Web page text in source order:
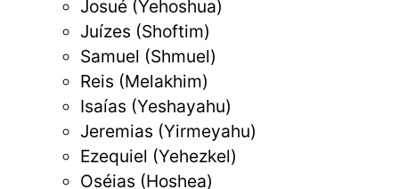
Josué (Yehoshua)
Juízes (Shoftim)
Samuel (Shmuel)
Reis (Melakhim)
Isaías (Yeshayahu)
Jeremias (Yirmeyahu)
Ezequiel (Yehezkel)
Oséias (Hoshea)